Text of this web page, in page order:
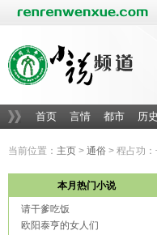
首页 言情 都市 历史
当前位置： 主页 > 通俗 > 程占功
本月热门小说
请干爹吃饭
欧阳泰亨的女人们